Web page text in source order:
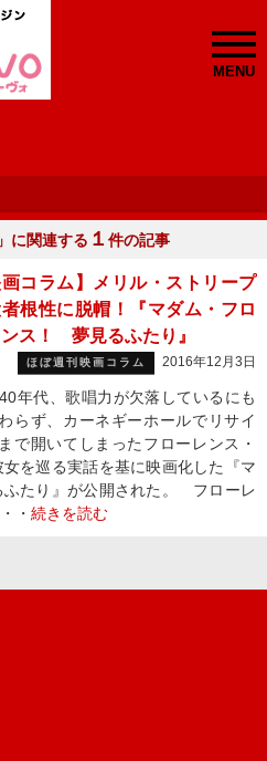
MENU
」に関連する １ 件の記事
画コラム】メリル・ストリープ
根性に脱帽！『マダム・フロ
ス！ 夢見るふたり』
ほぼ週刊映画コラム 2016年12月3日
年代、歌唱力が欠落しているにも
らず、カーネギーホールでリサイ
で開いてしまったフローレンス・
を巡る実話を基に映画化した『マ
たり』が公開された。 フローレ
・ 続きを読む